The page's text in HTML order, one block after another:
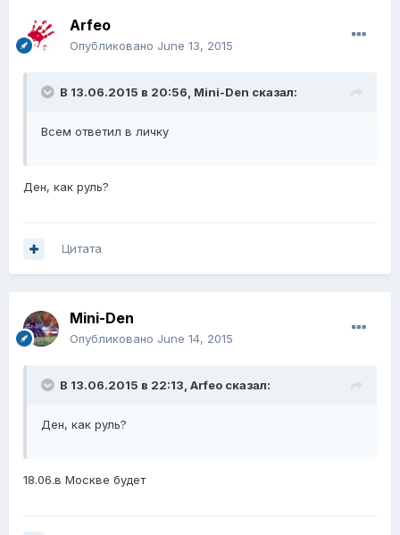
Arfeo
Опубликовано June 13, 2015
В 13.06.2015 в 20:56, Mini-Den сказал:
Всем ответил в личку
Ден, как руль?
Цитата
Mini-Den
Опубликовано June 14, 2015
В 13.06.2015 в 22:13, Arfeo сказал:
Ден, как руль?
18.06.в Москве будет